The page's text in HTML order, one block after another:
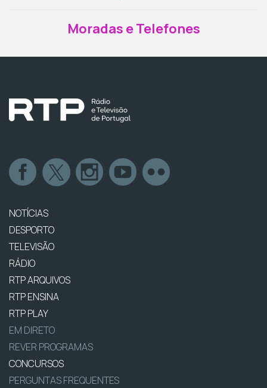
Moradas e Telefones
NOTÍCIAS
DESPORTO
TELEVISÃO
RÁDIO
RTP ARQUIVOS
RTP ENSINA
RTP PLAY
EM DIRETO
REVER PROGRAMAS
CONCURSOS
PERGUNTAS FREQUENTES